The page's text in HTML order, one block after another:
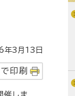
3月13日
印刷